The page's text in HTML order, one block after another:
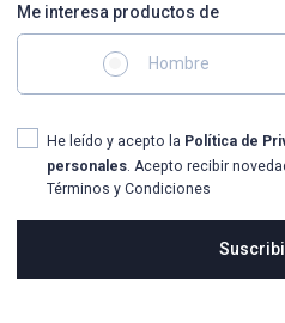
Me interesa productos de
Hombre
He leído y acepto la Política de
personales. Acepto recibir
Términos y Condiciones